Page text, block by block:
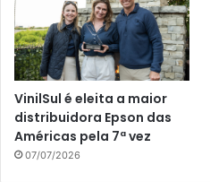
VinilSul é eleita a maior
distribuidora Epson das
Américas pela 7ª vez
07/07/2026